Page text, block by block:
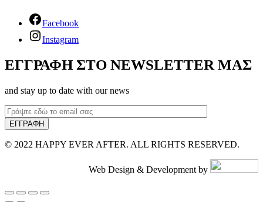
Facebook
Instagram
ΕΓΓΡΑΦΗ ΣΤΟ NEWSLETTER ΜΑΣ
and stay up to date with our news
© 2022 HAPPY EVER AFTER. ALL RIGHTS RESERVED.
Web Design & Development by